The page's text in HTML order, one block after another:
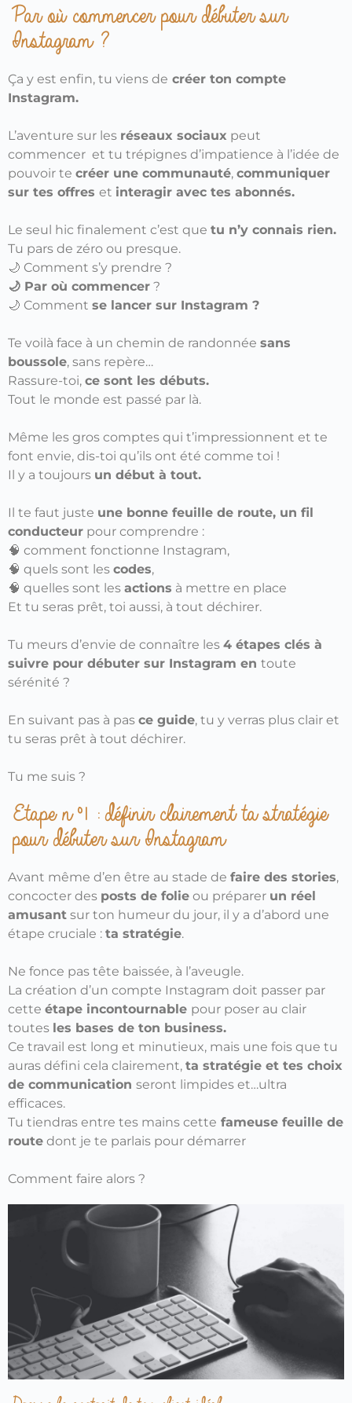
Par où commencer pour débuter sur
Instagram ?
Ça y est enfin, tu viens de créer ton compte
Instagram.
L’aventure sur les réseaux sociaux peut
commencer et tu trépignes d’impatience à l’idée de
pouvoir te créer une communauté, communiquer
sur tes offres et interagir avec tes abonnés.
Le seul hic finalement c’est que tu n’y connais rien.
Tu pars de zéro ou presque.
🌙 Comment s’y prendre ?
🌙 Par où commencer ?
🌙 Comment se lancer sur Instagram ?
Te voilà face à un chemin de randonnée sans
boussole, sans repère…
Rassure-toi, ce sont les débuts.
Tout le monde est passé par là.
Même les gros comptes qui t’impressionnent et te
font envie, dis-toi qu’ils ont été comme toi !
Il y a toujours un début à tout.
Il te faut juste une bonne feuille de route, un fil
conducteur pour comprendre :
🧠 comment fonctionne Instagram,
🧠 quels sont les codes,
🧠 quelles sont les actions à mettre en place
Et tu seras prêt, toi aussi, à tout déchirer.
Tu meurs d’envie de connaître les 4 étapes clés à
suivre pour débuter sur Instagram en toute
sérénité ?
En suivant pas à pas ce guide, tu y verras plus clair et
tu seras prêt à tout déchirer.
Tu me suis ?
Etape n°1 : définir clairement ta stratégie
pour débuter sur Instagram
Avant même d’en être au stade de faire des stories,
concocter des posts de folie ou préparer un réel
amusant sur ton humeur du jour, il y a d’abord une
étape cruciale : ta stratégie.
Ne fonce pas tête baissée, à l’aveugle.
La création d’un compte Instagram doit passer par
cette étape incontournable pour poser au clair
toutes les bases de ton business.
Ce travail est long et minutieux, mais une fois que tu
auras défini cela clairement, ta stratégie et tes choix
de communication seront limpides et…ultra
efficaces.
Tu tiendras entre tes mains cette fameuse feuille de
route dont je te parlais pour démarrer
Comment faire alors ?